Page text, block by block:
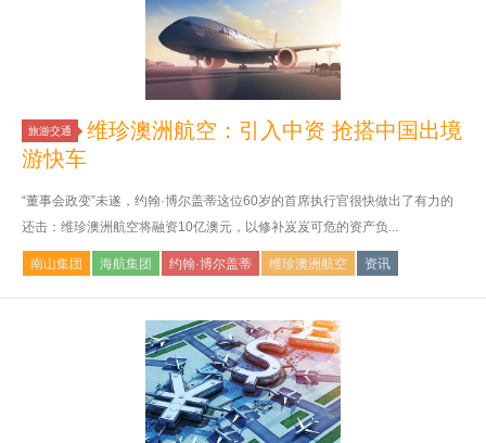
旅游交通
维珍澳洲航空：引入中资 抢搭中国出境
游快车
“董事会政变”未遂，约翰·博尔盖蒂这位60岁的首席执行官很快做出了有力的
还击：维珍澳洲航空将融资10亿澳元，以修补岌岌可危的资产负...
南山集团 海航集团 约翰·博尔盖蒂 维珍澳洲航空 资讯